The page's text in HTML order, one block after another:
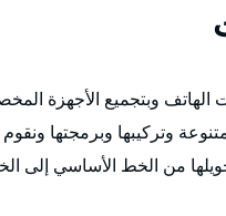
الهاتف وبتجميع الأجهزة
وتركيبها وبرمجتها
من الخط الأساسي إلى